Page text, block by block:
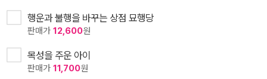
행운과 불행을 바꾸는 상점 묘행당
판매가 12,600원
목성을 주운 아이
판매가 11,700원